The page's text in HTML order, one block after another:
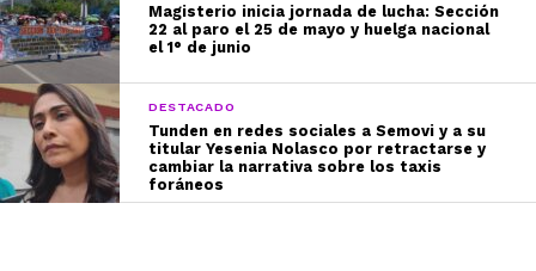
Magisterio inicia jornada de lucha: Sección
22 al paro el 25 de mayo y huelga nacional
el 1° de junio
DESTACADO
Tunden en redes sociales a Semovi y a su
titular Yesenia Nolasco por retractarse y
cambiar la narrativa sobre los taxis
foráneos